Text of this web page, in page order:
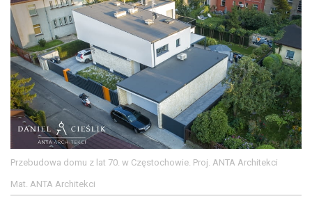
Przebudowa domu z lat 70. w Częstochowie. Proj. ANTA Architekci
Mat. ANTA Architekci